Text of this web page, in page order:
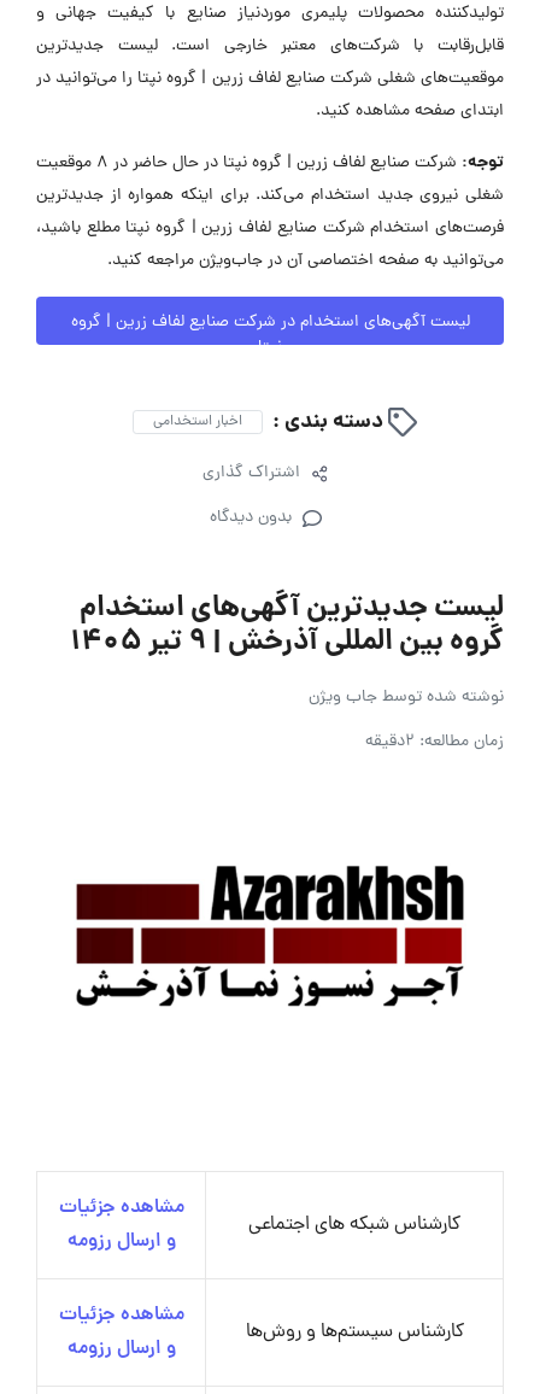
تولیدکننده محصولات پلیمری موردنیاز صنایع با کیفیت جهانی و
قابل‌رقابت با شرکت‌های معتبر خارجی است. لیست جدیدترین
موقعیت‌های شغلی شرکت صنایع لفاف زرین | گروه نپتا را می‌توانید در
ابتدای صفحه مشاهده کنید.
توجه:
شرکت صنایع لفاف زرین | گروه نپتا در حال حاضر در ۸ موقعیت
شغلی نیروی جدید استخدام می‌کند. برای اینکه همواره از جدیدترین
فرصت‌های استخدام شرکت صنایع لفاف زرین | گروه نپتا مطلع باشید،
می‌توانید به صفحه اختصاصی آن در جاب‌ویژن مراجعه کنید.
لیست آگهی‌های استخدام در شرکت صنایع لفاف زرین | گروه
نپتا
دسته بندی : اخبار استخدامی
اشتراک گذاری
بدون دیدگاه
لیست جدیدترین آگهی‌های استخدام
گروه بین المللی آذرخش | ۹ تیر ۱۴۰۵
نوشته شده توسطجاب ویژن
زمان مطالعه: 2دقیقه
کارشناس شبکه های اجتماعی
مشاهده جزئیات
و ارسال رزومه
کارشناس سیستم‌ها و روش‌ها
مشاهده جزئیات
و ارسال رزومه